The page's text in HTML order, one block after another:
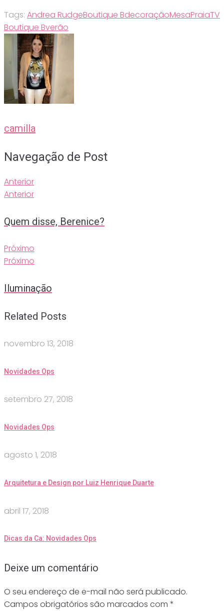
Tags: Andrea RudgeBoutique BdecoraçãoMesaPraiaTV
Boutique Bverão
camilla
Navegação de Post
Anterior
Anterior
Quem disse, Berenice?
Próximo
Próximo
Iluminação
Related Posts
novembro 13, 2018
Novidades Ops
setembro 27, 2018
Novidades Ops
agosto 1, 2018
Arquitetura e Design por Luiz Henrique Duarte
abril 17, 2018
Dicas da Ca: Novidades Ops
Deixe um comentário
O seu endereço de e-mail não será publicado.
Campos obrigatórios são marcados com *